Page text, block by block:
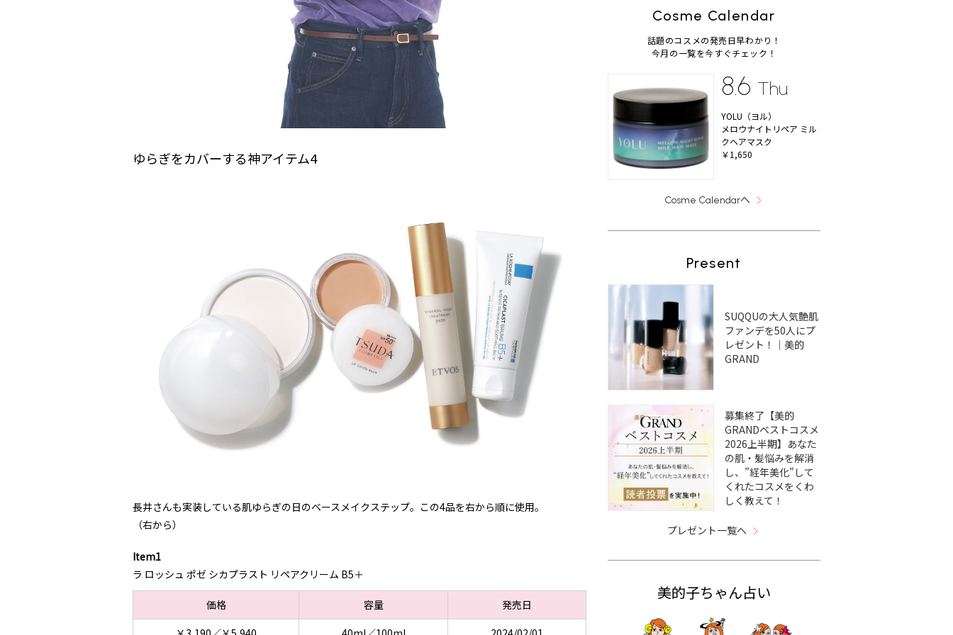
ゆらぎをカバーする神アイテム4
長井さんも実装している肌ゆらぎの日のベースメイクステップ。この4品を右から順に使用。
（右から）
Item1
ラ ロッシュ ポゼ シカプラスト リペアクリーム B5＋
価格 容量
発売日
Cosme Calendar
話題のコスメの発売日早わかり！
今月の一覧を今すぐチェック！
8.6 Thu
YOLU（ヨル）
メロウナイトリペア ミル
クヘアマスク
￥1,650
Cosme Calendarへ
Present
SUQQUの大人気艶肌
ファンデを50人にプ
レゼント！｜美的
GRAND
募集終了【美的
GRANDベストコスメ
2026上半期】あなた
の肌・髪悩みを解消
し、”経年美化”して
くれたコスメをくわ
しく教えて！
プレゼント一覧へ
美的子ちゃん占い